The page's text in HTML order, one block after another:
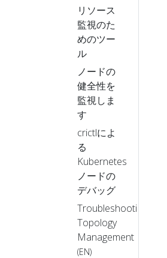
リソース
監視のた
めのツー
ル
ノードの
健全性を
監視しま
す
crictlによ
る
Kubernetes
ノードの
デバッグ
Troubleshooting
Topology
Management
(EN)